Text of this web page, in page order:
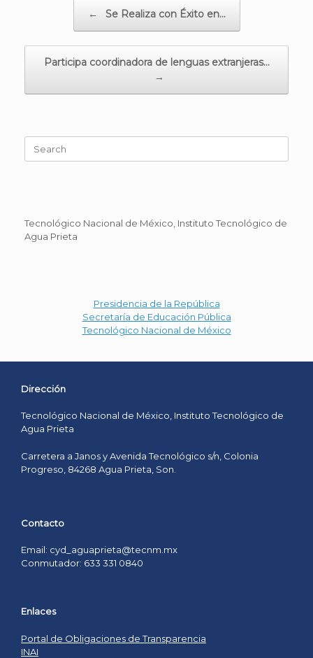
← Se Realiza con Éxito en…
Participa coordinadora de lenguas extranjeras…
→
for:
Tecnológico Nacional de México, Instituto Tecnológico de
Agua Prieta
Presidencia de la República
Secretaría de Educación Pública
Tecnológico Nacional de México
Dirección
Tecnológico Nacional de México, Instituto Tecnológico de
Agua Prieta
Carretera a Janos y Avenida Tecnológico s/n, Colonia
Progreso, 84268 Agua Prieta, Son.
Contacto
Email: cyd_aguaprieta@tecnm.mx
Conmutador: 633 331 0840
Enlaces
Portal de Obligaciones de Transparencia
INAI